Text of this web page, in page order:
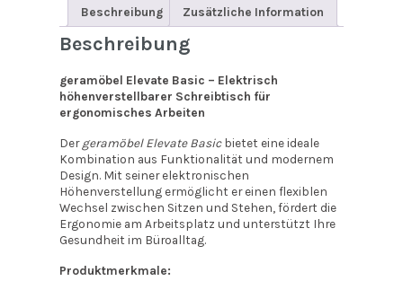
Beschreibung Zusätzliche Information
Beschreibung
geramöbel Elevate Basic – Elektrisch
höhenverstellbarer Schreibtisch für
ergonomisches Arbeiten
Dergeramöbel Elevate Basicbietet eine ideale
Kombination aus Funktionalität und modernem
Design. Mit seiner elektronischen
Höhenverstellung ermöglicht er einen flexiblen
Wechsel zwischen Sitzen und Stehen, fördert die
Ergonomie am Arbeitsplatz und unterstützt Ihre
Gesundheit im Büroalltag.
Produktmerkmale: